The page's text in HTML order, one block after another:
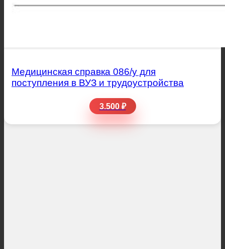
Медицинская справка 086/у для
поступления в ВУЗ и трудоустройства
3.500 ₽